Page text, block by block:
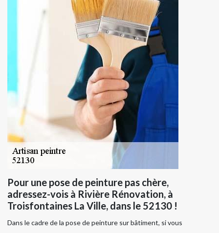
Pour une pose de peinture pas chère,
adressez-vois à Rivière Rénovation, à
Troisfontaines La Ville, dans le 52130 !
Dans le cadre de la pose de peinture sur bâtiment, si vous